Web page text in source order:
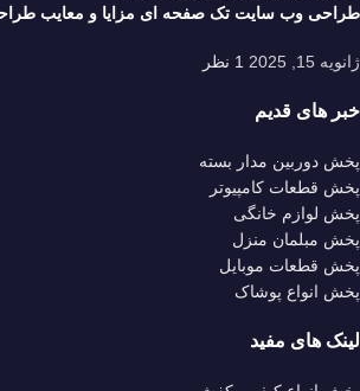
طراحی وب سایت تک صفحه ای مزایا و معایب
ژانویه 15, 2025 1 نظر
خبر های قدیم
پخش دوربین مدار بسته
پخش قطعات کامپیوتر
پخش لوازم خانگی
پخش مبلمان منزل
پخش قطعات موبایل
پخش انواع پوشاک
لینک های مفید